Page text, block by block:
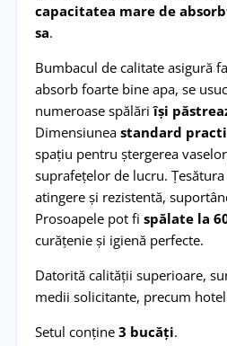
capacitatea mare de
sa.
Bumbacul de calitate asigură
absorb foarte bine apa, se
numeroase spălăriîși
Dimensiunea standard
spațiu pentru ștergerea
suprafețelor de lucru.
atingere și rezistentă,
Prosoapele pot fi spălate la
curățenie și igienă perfecte.
Datorită calității superioare,
medii solicitante, precum
Setul conține 3 bucăți.